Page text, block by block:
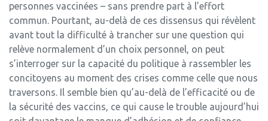
personnes vaccinées – sans prendre part à l’effort
commun. Pourtant, au-delà de ces dissensus qui révèlent
avant tout la difficulté à trancher sur une question qui
relève normalement d’un choix personnel, on peut
s’interroger sur la capacité du politique à rassembler les
concitoyens au moment des crises comme celle que nous
traversons. Il semble bien qu’au-delà de l’efficacité ou de
la sécurité des vaccins, ce qui cause le trouble aujourd’hui